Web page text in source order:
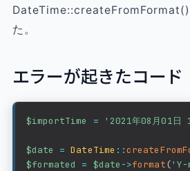
た。
エラーが起きたコード
$importTime = '2021年08月01日
$date = DateTime ::
$formated
= $date ->format('Y-